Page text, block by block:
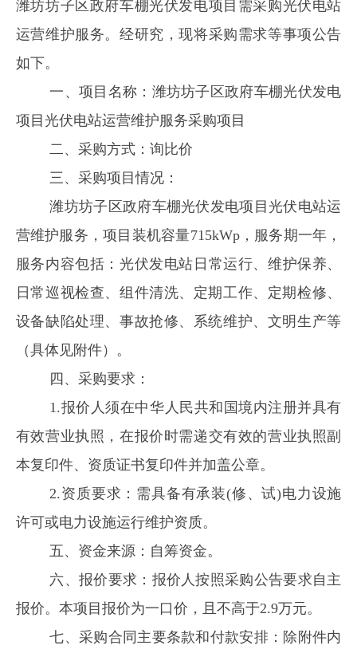
潍坊坊子区政府车棚光伏发电项目需采购光伏电站
运营维护服务。经研究，现将采购需求等事项公告
如下。
一、项目名称： 潍坊坊子区政府车棚光伏发电
项目 光伏电站运营维护服务采购项目
二、采购方式：询 比价
三、采购项目情况：
潍坊坊子区政府车棚光伏发电项目光伏电站运
营维护服务，项目装机容量715kWp， 服务期一年，
服务内容包括：光伏发电站日常运行、维护保养、
日常巡视检查、组件清洗、定期工作、定期检修、
设备缺陷处理、事故抢修、系统维护、文明生产等
（具体见附件）。
四、采购要求：
1.报价人须在中华人民共和国境内注册并具有
有效营业执照 ， 在报价时需递交有效的营业执照副
本复印件、资质证书复印件并加盖公章。
2.资质要求：需具备有承装(修、试)电力设施
许可或电力设施运行维护资质。
五、资金来源： 自筹资金。
六、报价要求： 报价人按照采购公告要求自主
报价。本项目报价为一口价，且不高于2.9万元。
七、 采购合同主要条款和付款安排 ： 除附件内